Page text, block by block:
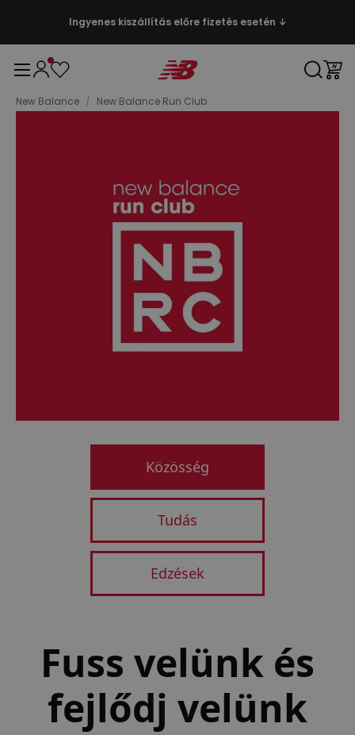
Ingyenes kiszállítás előre fizetés esetén ↓
New Balance / New Balance Run Club
New Balance
Közösség
Tudás
Edzések
Fuss velünk és
fejlődj velünk